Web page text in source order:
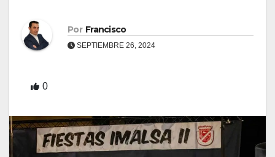
Por Francisco
SEPTIEMBRE 26, 2024
0